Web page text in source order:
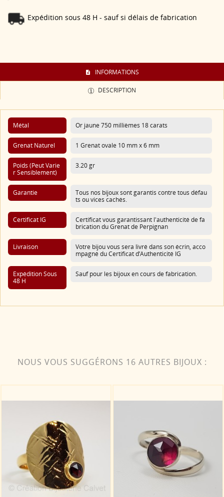
Expédition sous 48 H - sauf si délais de fabrication
INFORMATIONS
DESCRIPTION
Métal Or jaune 750 millièmes 18 carats
Grenat Naturel 1 Grenat ovale 10 mm x 6 mm
Poids (Peut Varie
R Sensiblement)
3.20 gr
Garantie
Tous nos bijoux sont garantis contre tous défau
ts ou vices cachés.
Certificat IG
Certificat vous garantissant l'authenticité de fa
brication du Grenat de Perpignan
Livraison
Votre bijou vous sera livré dans son écrin, acco
mpagné du Certificat d’Authenticité IG
Expédition Sous
48 H
Sauf pour les bijoux en cours de fabrication.
NOUS VOUS SUGGÉRONS 16 AUTRES BIJOUX :